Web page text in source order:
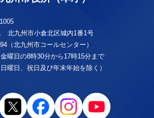
北九州市小倉北区城内1番1号
（北九州市コールセンター）
曜日の8時30分から17時15分まで
日曜日、祝日及び年末年始を除く）